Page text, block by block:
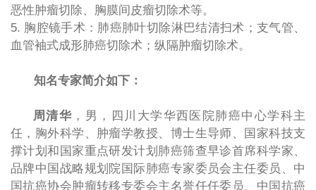
恶性肿瘤切除、胸膜间皮瘤切除术等。
5. 胸腔镜手术：肺癌肺叶切除淋巴结清扫术；支气管、
血管袖式成形肺癌切除术；纵隔肿瘤切除术。
知名专家简介如下：
周清华 ，男，四川大学华西医院肺癌中心学科主
任，胸外科学、肿瘤学教授、博士生导师、国家科技支
撑计划和国家重点研发计划肺癌筛查早诊首席科学家、
品牌中国战略规划院国际肺癌专家委员会主任委员、中
国抗癌协会肿瘤转移专委会主名誉任任委员、中国抗癌